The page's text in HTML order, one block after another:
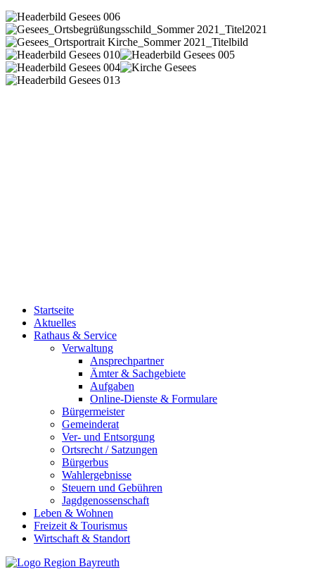
Startseite
Aktuelles
Rathaus & Service
Verwaltung
Ansprechpartner
Ämter & Sachgebiete
Aufgaben
Online-Dienste & Formulare
Bürgermeister
Gemeinderat
Ver- und Entsorgung
Ortsrecht / Satzungen
Bürgerbus
Wahlergebnisse
Steuern und Gebühren
Jagdgenossenschaft
Leben & Wohnen
Freizeit & Tourismus
Wirtschaft & Standort